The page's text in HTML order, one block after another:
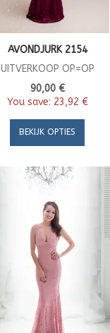
AVONDJURK 2154
UITVERKOOP OP=OP
90,00 €
You save: 23,92 €
BEKIJK OPTIES